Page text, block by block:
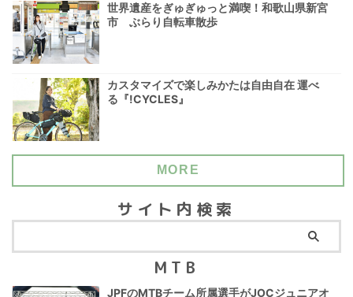
世界遺産をぎゅぎゅっと満喫！和歌山県新宮
市 ぶらり自転車散歩
カスタマイズで楽しみかたは自由自在 運べ
る『!CYCLES』
MORE
サイト内検索
MTB
JPFのMTBチーム所属選手がJOCジュニアオ